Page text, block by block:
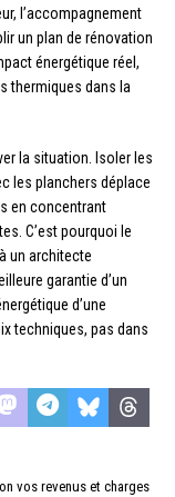
l’accompagnement
un plan de rénovation
énergétique réel,
thermiques dans la
la situation. Isoler les
les planchers déplace
en concentrant
C’est pourquoi le
un architecte
garantie d’un
d’une
techniques, pas dans
vos revenus et charges